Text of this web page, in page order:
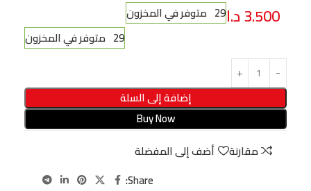
3.500د.ا29 متوفر في المخزون
29 متوفر في المخزون
إضافة إلى السلة
Buy Now
مقارنة
أضف إلى المفضلة
Share: